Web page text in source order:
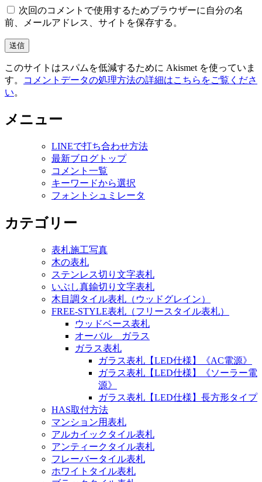
次回のコメントで使用するためブラウザーに自分の名
前、メールアドレス、サイトを保存する。
このサイトはスパムを低減するために Akismet を使っていま
す。
コメントデータの処理方法の詳細はこちらをご覧くださ
い。
メニュー
LINEで打ち合わせ方法
最新ブログトップ
コメント一覧
キーワードから選択
フォントシュミレータ
カテゴリー
表札施工写真
木の表札
ステンレス切り文字表札
いぶし真鍮切り文字表札
木目調タイル表札（ウッドグレイン）
FREE-STYLE表札（フリースタイル表札）
ウッドベース表札
オーバル ガラス
ガラス表札
ガラス表札【LED仕様】《AC電源》
ガラス表札【LED仕様】《ソーラー電
源》
ガラス表札【LED仕様】長方形タイプ
HAS取付方法
マンション用表札
アルカイックタイル表札
アンティークタイル表札
フレーバータイル表札
ホワイトタイル表札